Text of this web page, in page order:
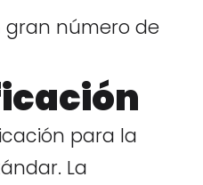
gran número de
para la
La